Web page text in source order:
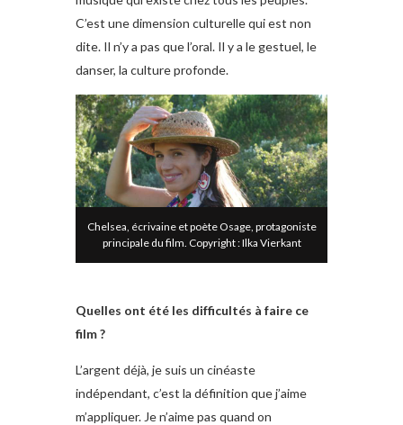
C’est une dimension culturelle qui est non
dite. Il n’y a pas que l’oral. Il y a le gestuel, le
danser, la culture profonde.
Chelsea, écrivaine et poète Osage, protagoniste
principale du film. Copyright : Ilka Vierkant
Quelles ont été les difficultés à faire ce
film ?
L’argent déjà, je suis un cinéaste
indépendant, c’est la définition que j’aime
m’appliquer. Je n’aime pas quand on